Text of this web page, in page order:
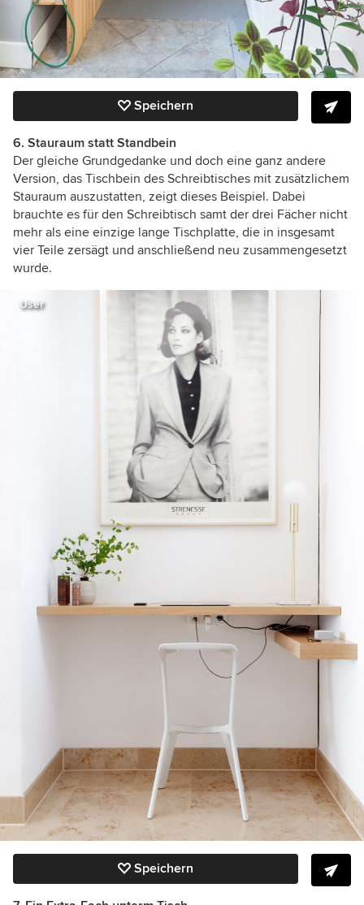
Speichern
6. Stauraum statt Standbein
Der gleiche Grundgedanke und doch eine ganz andere
Version, das Tischbein des Schreibtisches mit zusätzlichem
Stauraum auszustatten, zeigt dieses Beispiel. Dabei
brauchte es für den Schreibtisch samt der drei Fächer nicht
mehr als eine einzige lange Tischplatte, die in insgesamt
vier Teile zersägt und anschließend neu zusammengesetzt
wurde.
User
Speichern